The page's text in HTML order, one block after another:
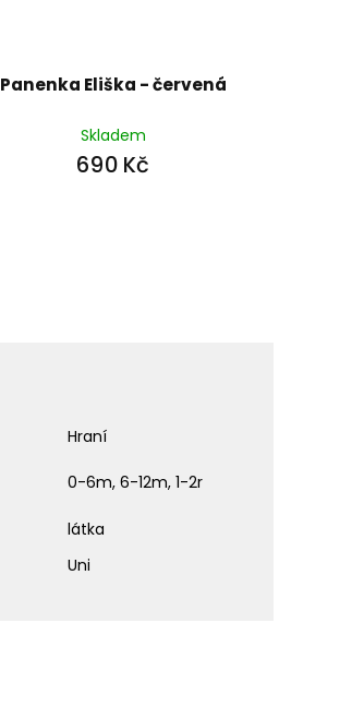
Panenka Eliška - červená
Skladem
690 Kč
Hraní
0-6m, 6-12m, 1-2r
látka
Uni